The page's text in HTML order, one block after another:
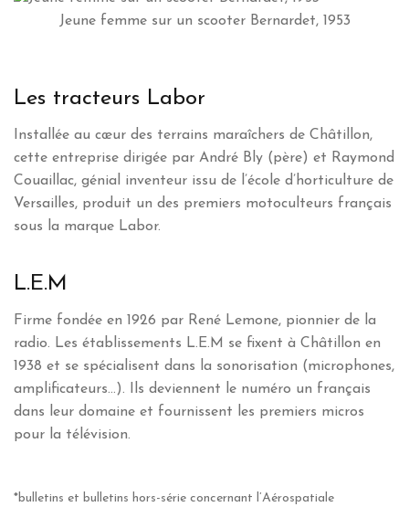
Jeune femme sur un scooter Bernardet, 1953
Les tracteurs Labor
Installée au cœur des terrains maraîchers de Châtillon,
cette entreprise dirigée par André Bly (père) et Raymond
Couaillac, génial inventeur issu de l’école d’horticulture de
Versailles, produit un des premiers motoculteurs français
sous la marque Labor.
L.E.M
Firme fondée en 1926 par René Lemone, pionnier de la
radio. Les établissements L.E.M se fixent à Châtillon en
1938 et se spécialisent dans la sonorisation (microphones,
amplificateurs…). Ils deviennent le numéro un français
dans leur domaine et fournissent les premiers micros
pour la télévision.
*bulletins et bulletins hors-série concernant l’Aérospatiale